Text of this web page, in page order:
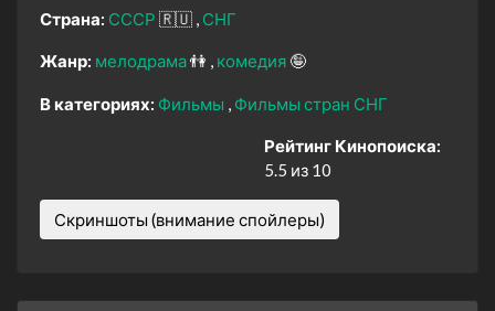
Страна: СССР 🇷🇺 СНГ
Жанр: мелодрама👫 комедия 🤪
В категориях: Фильмы Фильмы стран СНГ
Рейтинг Кинопоиска:
5.5 из 10
Скриншоты (внимание спойлеры)